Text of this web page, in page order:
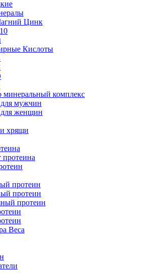
Цинк
Кислоты
комплекс
мужчин
женщин
хрящи
протеина
протеин
протеин
протеин
Веса